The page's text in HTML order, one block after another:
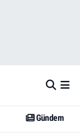
Gündem